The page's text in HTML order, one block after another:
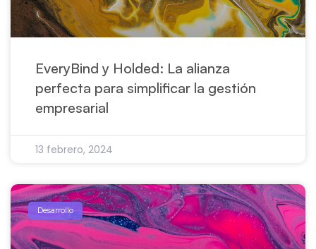
EveryBind y Holded: La alianza
perfecta para simplificar la gestión
empresarial
13 febrero, 2024
Desarrollo